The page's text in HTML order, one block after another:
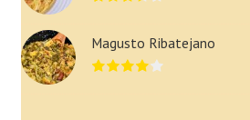
Magusto Ribatejano